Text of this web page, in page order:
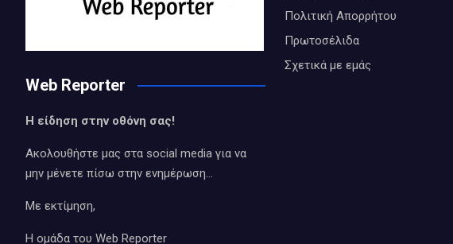
Web Reporter
Η είδηση στην οθόνη σας!
Ακολουθήστε μας στα social media για να
μην μένετε πίσω στην ενημέρωση…
Με εκτίμηση,
Η ομάδα του Web Reporter
Πολιτική Απορρήτου
Πρωτοσέλιδα
Σχετικά με εμάς